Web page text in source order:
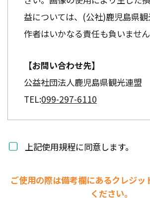
益については、(公社)鹿児島県
作者はいかなる責任も負いません
【お問い合わせ先】
公益社団法人鹿児島県観光連盟
TEL:099-297-6110
上記使用規程に同意します。
ご使用の際は備考欄にあるクレジッ
ください。